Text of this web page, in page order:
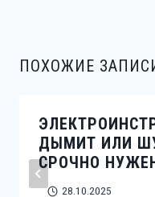
ПОХОЖИЕ
ДЫМИТ ИЛИ
СРОЧНО
28.10.2025